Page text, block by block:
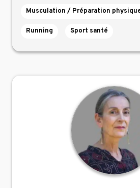
Musculation / Préparation
Running Sport santé